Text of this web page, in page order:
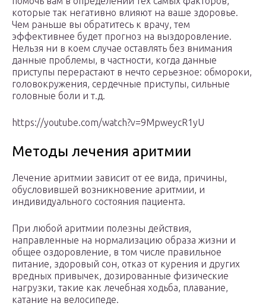
которые так негативно влияют на ваше здоровье.
Чем раньше вы обратитесь к врачу, тем
эффективнее будет прогноз на выздоровление.
Нельзя ни в коем случае оставлять без внимания
данные проблемы, в частности, когда данные
приступы перерастают в нечто серьезное: обмороки,
головокружения, сердечные приступы, сильные
головные боли и т.д.
https://youtube.com/watch?v=9MpweycR1yU
Методы лечения аритмии
Лечение аритмии зависит от ее вида, причины,
обусловившей возникновение аритмии, и
индивидуального состояния пациента.
При любой аритмии полезны действия,
направленные на нормализацию образа жизни и
общее оздоровление, в том числе правильное
питание, здоровый сон, отказ от курения и других
вредных привычек, дозированные физические
нагрузки, такие как лечебная ходьба, плавание,
катание на велосипеде.